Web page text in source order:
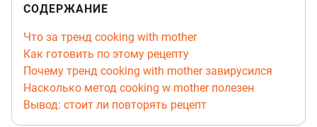
СОДЕРЖАНИЕ
Что за тренд cooking with mother
Как готовить по этому рецепту
Почему тренд cooking with mother завирусился
Насколько метод cooking w mother полезен
Вывод: стоит ли повторять рецепт